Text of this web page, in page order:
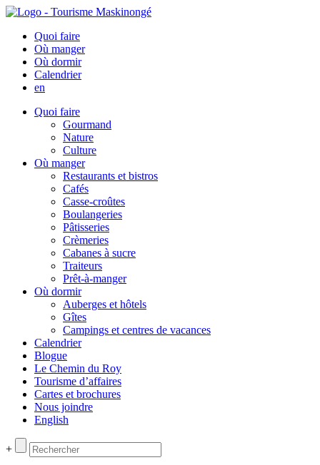
Quoi faire
Où manger
Où dormir
Calendrier
en
Quoi faire
Gourmand
Nature
Culture
Où manger
Restaurants et bistros
Cafés
Casse-croûtes
Boulangeries
Pâtisseries
Crèmeries
Cabanes à sucre
Traiteurs
Prêt-à-manger
Où dormir
Auberges et hôtels
Gîtes
Campings et centres de vacances
Calendrier
Blogue
Le Chemin du Roy
Tourisme d’affaires
Cartes et brochures
Nous joindre
English
+